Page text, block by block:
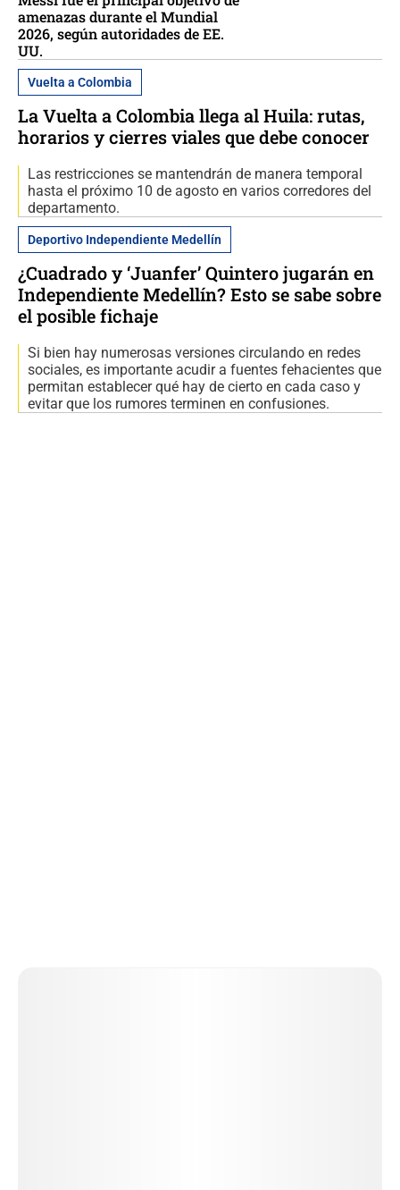
amenazas durante el Mundial
2026, según autoridades de EE.
UU.
Vuelta a Colombia
La Vuelta a Colombia llega al Huila: rutas,
horarios y cierres viales que debe conocer
Las restricciones se mantendrán de manera temporal
hasta el próximo 10 de agosto en varios corredores del
departamento.
Deportivo Independiente Medellín
¿Cuadrado y ‘Juanfer’ Quintero jugarán en
Independiente Medellín? Esto se sabe sobre
el posible fichaje
Si bien hay numerosas versiones circulando en redes
sociales, es importante acudir a fuentes fehacientes que
permitan establecer qué hay de cierto en cada caso y
evitar que los rumores terminen en confusiones.